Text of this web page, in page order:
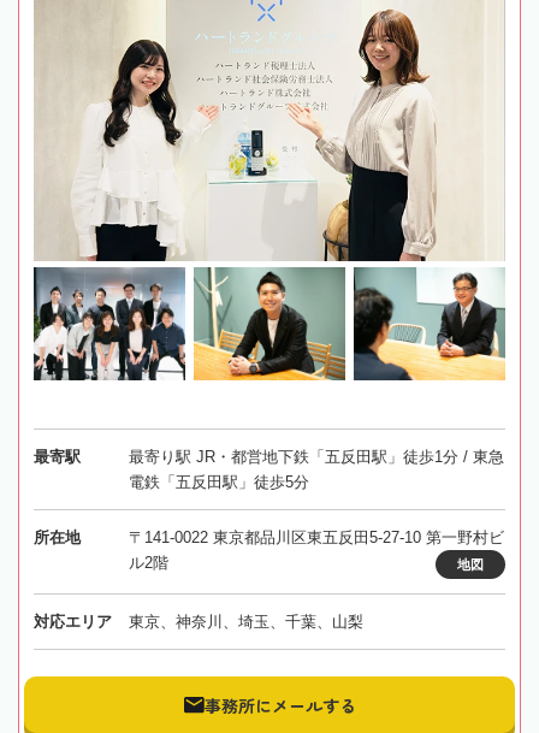
最寄駅
最寄り駅 JR・都営地下鉄「五反田駅」徒歩1分 / 東急
電鉄「五反田駅」徒歩5分
所在地
〒141-0022 東京都品川区東五反田5-27-10 第一野村ビ
ル2階
地図
対応エリア 東京、神奈川、埼玉、千葉、山梨
事務所にメールする